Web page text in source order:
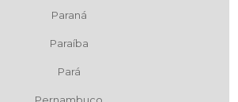
Paraná
Paraíba
Pará